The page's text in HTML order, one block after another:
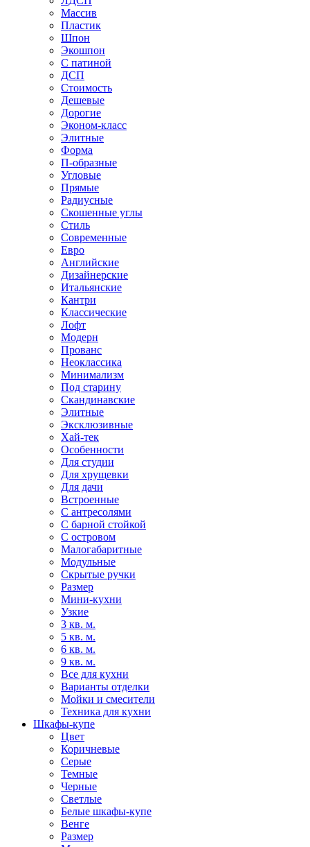
Массив
Пластик
Шпон
Экошпон
С патиной
ДСП
Стоимость
Дешевые
Дорогие
Эконом-класс
Элитные
Форма
П-образные
Угловые
Прямые
Радиусные
Скошенные углы
Стиль
Современные
Евро
Английские
Дизайнерские
Итальянские
Кантри
Классические
Лофт
Модерн
Прованс
Неоклассика
Минимализм
Под старину
Скандинавские
Элитные
Эксклюзивные
Хай-тек
Особенности
Для студии
Для хрущевки
Для дачи
Встроенные
С антресолями
С барной стойкой
С островом
Малогабаритные
Модульные
Скрытые ручки
Размер
Мини-кухни
Узкие
3 кв. м.
5 кв. м.
6 кв. м.
9 кв. м.
Все для кухни
Варианты отделки
Мойки и смесители
Техника для кухни
Шкафы-купе
Цвет
Коричневые
Серые
Темные
Черные
Светлые
Белые шкафы-купе
Венге
Размер